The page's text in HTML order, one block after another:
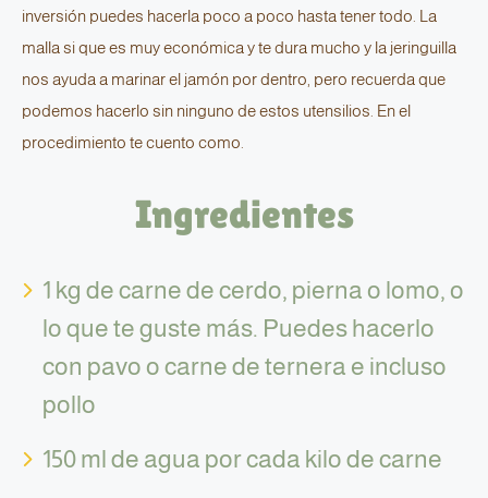
inversión puedes hacerla poco a poco hasta tener todo. La
malla si que es muy económica y te dura mucho y la jeringuilla
nos ayuda a marinar el jamón por dentro, pero recuerda que
podemos hacerlo sin ninguno de estos utensilios. En el
procedimiento te cuento como.
Ingredientes
1 kg de carne de cerdo, pierna o lomo, o
lo que te guste más. Puedes hacerlo
con pavo o carne de ternera e incluso
pollo
150 ml de agua por cada kilo de carne